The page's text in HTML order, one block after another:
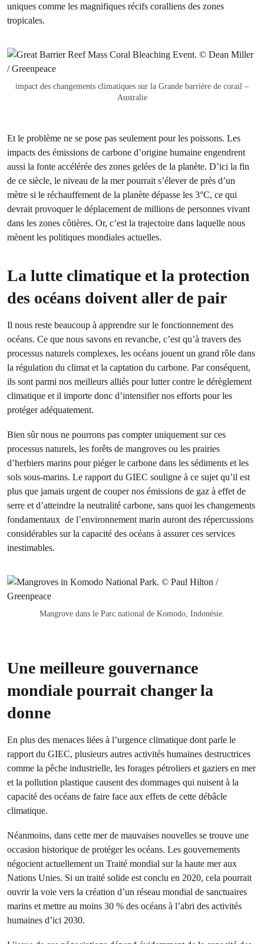
uniques comme les magnifiques récifs coralliens des zones
tropicales.
impact des changements climatiques sur la Grande barrière de corail –
Australie
Et le problème ne se pose pas seulement pour les poissons. Les
impacts des émissions de carbone d’origine humaine engendrent
aussi la fonte accélérée des zones gelées de la planète. D’ici la fin
de ce siècle, le niveau de la mer pourrait s’élever de près d’un
mètre si le réchauffement de la planète dépasse les 3°C, ce qui
devrait provoquer le déplacement de millions de personnes vivant
dans les zones côtières. Or, c’est la trajectoire dans laquelle nous
mènent les politiques mondiales actuelles.
La lutte climatique et la protection
des océans doivent aller de pair
Il nous reste beaucoup à apprendre sur le fonctionnement des
océans. Ce que nous savons en revanche, c’est qu’à travers des
processus naturels complexes, les océans jouent un grand rôle dans
la régulation du climat et la captation du carbone. Par conséquent,
ils sont parmi nos meilleurs alliés pour lutter contre le dérèglement
climatique et il importe donc d’intensifier nos efforts pour les
protéger adéquatement.
Bien sûr nous ne pourrons pas compter uniquement sur ces
processus naturels, les forêts de mangroves ou les prairies
d’herbiers marins pour piéger le carbone dans les sédiments et les
sols sous-marins. Le rapport du GIEC souligne à ce sujet qu’il est
plus que jamais urgent de couper nos émissions de gaz à effet de
serre et d’atteindre la neutralité carbone, sans quoi les changements
fondamentaux de l’environnement marin auront des répercussions
considérables sur la capacité des océans à assurer ces services
inestimables.
Mangrove dans le Parc national de Komodo, Indonésie.
Une meilleure gouvernance
mondiale pourrait changer la
donne
En plus des menaces liées à l’urgence climatique dont parle le
rapport du GIEC, plusieurs autres activités humaines destructrices
comme la pêche industrielle, les forages pétroliers et gaziers en mer
et la pollution plastique causent des dommages qui nuisent à la
capacité des océans de faire face aux effets de cette débâcle
climatique.
Néanmoins, dans cette mer de mauvaises nouvelles se trouve une
occasion historique de protéger les océans. Les gouvernements
négocient actuellement un Traité mondial sur la haute mer aux
Nations Unies. Si un traité solide est conclu en 2020, cela pourrait
ouvrir la voie vers la création d’un réseau mondial de sanctuaires
marins et mettre au moins 30 % des océans à l’abri des activités
humaines d’ici 2030.